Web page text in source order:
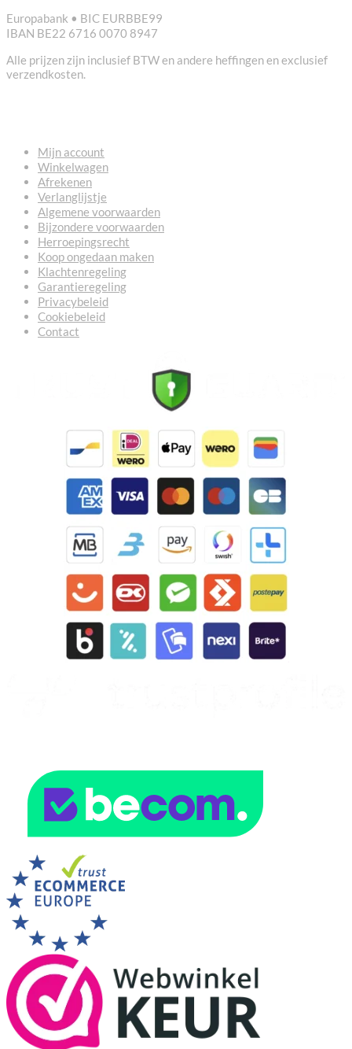
Europabank • BIC EURBBE99
IBAN BE22 6716 0070 8947
Alle prijzen zijn inclusief BTW en andere heffingen en exclusief
verzendkosten.
Mijn account
Winkelwagen
Afrekenen
Verlanglijstje
Algemene voorwaarden
Bijzondere voorwaarden
Herroepingsrecht
Koop ongedaan maken
Klachtenregeling
Garantieregeling
Privacybeleid
Cookiebeleid
Contact